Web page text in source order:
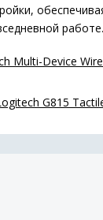
работе.
Multi-Device
G815